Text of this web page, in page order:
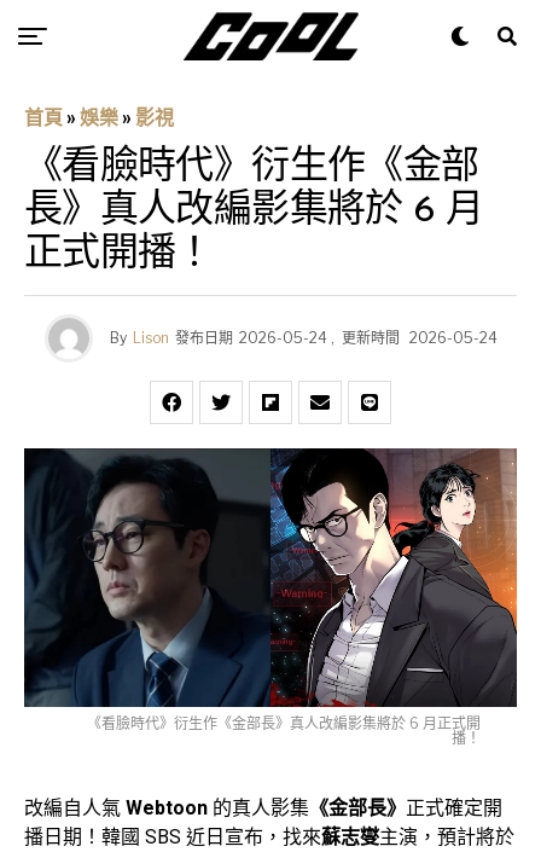
首頁 » 娛樂 » 影視
《看臉時代》衍生作《金部
長》真人改編影集將於 6 月
正式開播！
By Lison 發布日期 2026-05-24, 更新時間 2026-05-24
《看臉時代》衍生作《金部長》真人改編影集將於 6 月正式開
播！
改編自人氣 Webtoon 的真人影集 《金部長》 正式確定開
播日期！韓國 SBS 近日宣布，找來蘇志燮主演，預計將於